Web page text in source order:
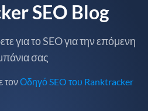
SEO Blog
για το SEO για την επόμενη
σας
τονΟδηγό SEO του Ranktracker